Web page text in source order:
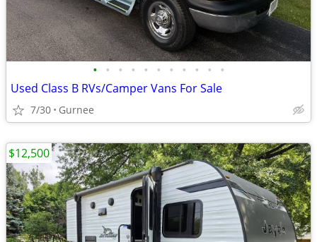
• • • • • • • • • • •
Used Class B RVs/Camper Vans For Sale
7/30 Gurnee
$12,500